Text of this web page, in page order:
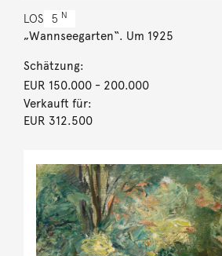
LOS 5 N
„Wannseegarten“. Um 1925
Schätzung:
EUR 150.000- 200.000
Verkauft für:
EUR 312.500